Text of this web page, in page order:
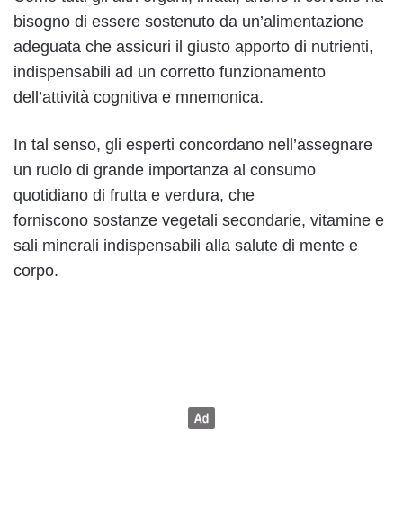
bisogno di essere sostenuto da un’alimentazione
adeguata che assicuri il giusto apporto di nutrienti,
indispensabili ad un corretto funzionamento
dell’attività cognitiva e mnemonica.
In tal senso, gli esperti concordano nell’assegnare
un ruolo di grande importanza al consumo
quotidiano di frutta e verdura, che
forniscono sostanze vegetali secondarie, vitamine e
sali minerali indispensabili alla salute di mente e
corpo.